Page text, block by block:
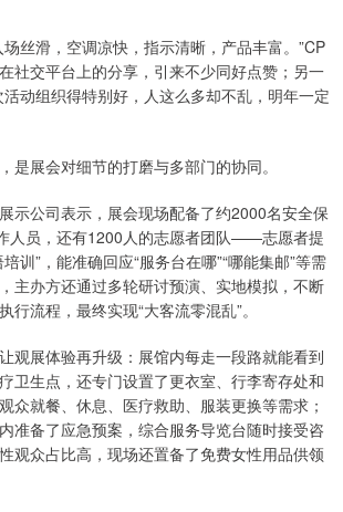
丝滑，空调凉快，指示清晰，产品丰富。”CP
社交平台上的分享，引来不少同好点赞；另一
动组织得特别好，人这么多却不乱，明年一定
是展会对细节的打磨与多部门的协同。
示公司表示，展会现场配备了约2000名安全保
人员，还有1200人的志愿者团队——志愿者提
训”，能准确回应“服务台在哪”“哪能集邮”等需
主办方还通过多轮研讨预演、实地模拟，不断
行流程，最终实现“大客流零混乱”。
观展体验再升级：展馆内每走一段路就能看到
卫生点，还专门设置了更衣室、行李寄存处和
众就餐、休息、医疗救助、服装更换等需求；
准备了应急预案，综合服务导览台随时接受咨
观众占比高，现场还置备了免费女性用品供领